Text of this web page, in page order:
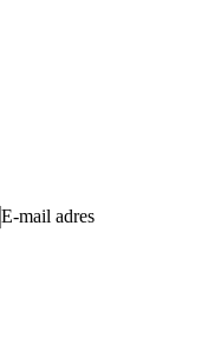
E-mail adres